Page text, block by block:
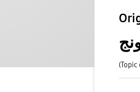
(Topic